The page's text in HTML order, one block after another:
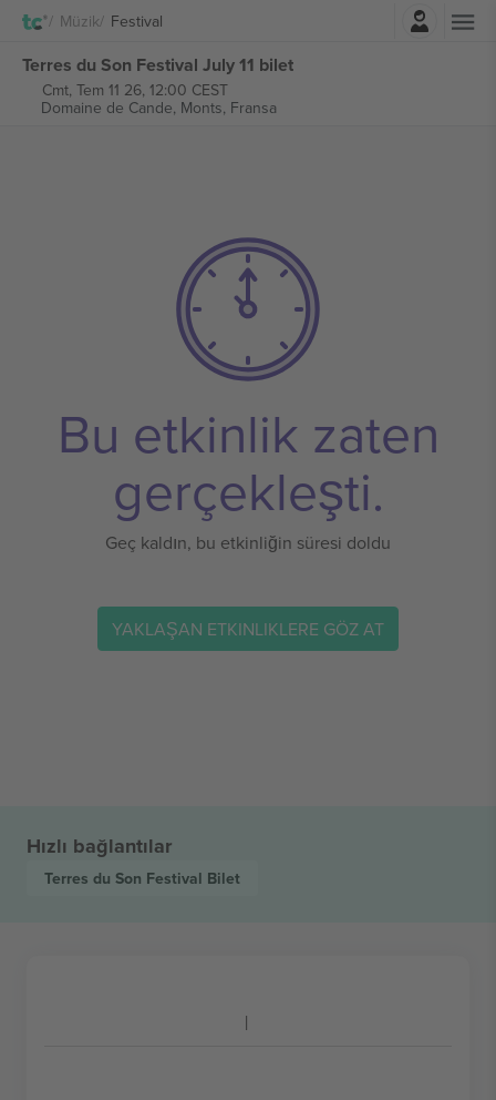
Müzik Festival
Terres du Son Festival July 11 bilet
Cmt, Tem 11 26, 12:00 CEST
Domaine de Cande, Monts, Fransa
Bu etkinlik zaten
gerçekleşti.
Geç kaldın, bu etkinliğin süresi doldu
YAKLAŞAN ETKINLIKLERE GÖZ AT
Hızlı bağlantılar
Terres du Son Festival Bilet